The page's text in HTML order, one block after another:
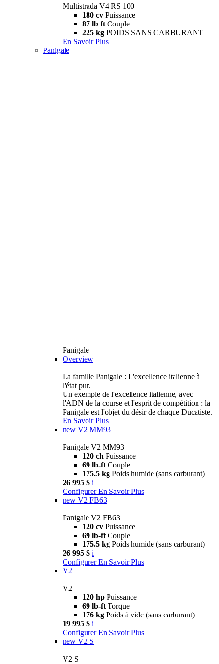
Multistrada V4 RS 100
180 cv Puissance
87 lb ft Couple
225 kg POIDS SANS CARBURANT
En Savoir Plus
Panigale
Panigale
Overview
La famille Panigale : L'excellence italienne à
l'état pur.
Un exemple de l'excellence italienne, avec
l'ADN de la course et l'esprit de compétition : la
Panigale est l'objet du désir de chaque Ducatiste.
En Savoir Plus
new V2 MM93
Panigale V2 MM93
120 ch Puissance
69 lb-ft Couple
175.5 kg Poids humide (sans carburant)
26 995 $ i
Configurer En Savoir Plus
new V2 FB63
Panigale V2 FB63
120 cv Puissance
69 lb-ft Couple
175.5 kg Poids humide (sans carburant)
26 995 $ i
Configurer En Savoir Plus
V2
V2
120 hp Puissance
69 lb-ft Torque
176 kg Poids à vide (sans carburant)
19 995 $ i
Configurer En Savoir Plus
new V2 S
V2 S